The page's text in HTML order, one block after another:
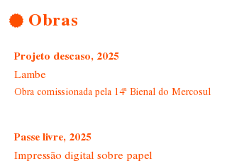
Obras
Projeto descaso, 2025
Lambe
Obra comissionada pela 14ª Bienal do Mercosul
Passe livre, 2025
Impressão digital sobre papel